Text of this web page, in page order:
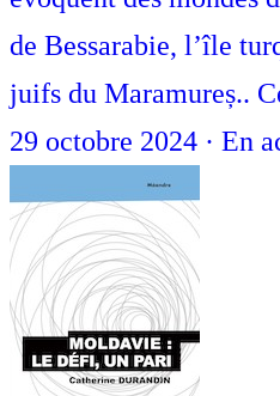
de Bessarabie, l’île
juifs du Maramureș..
29 octobre 2024 · En